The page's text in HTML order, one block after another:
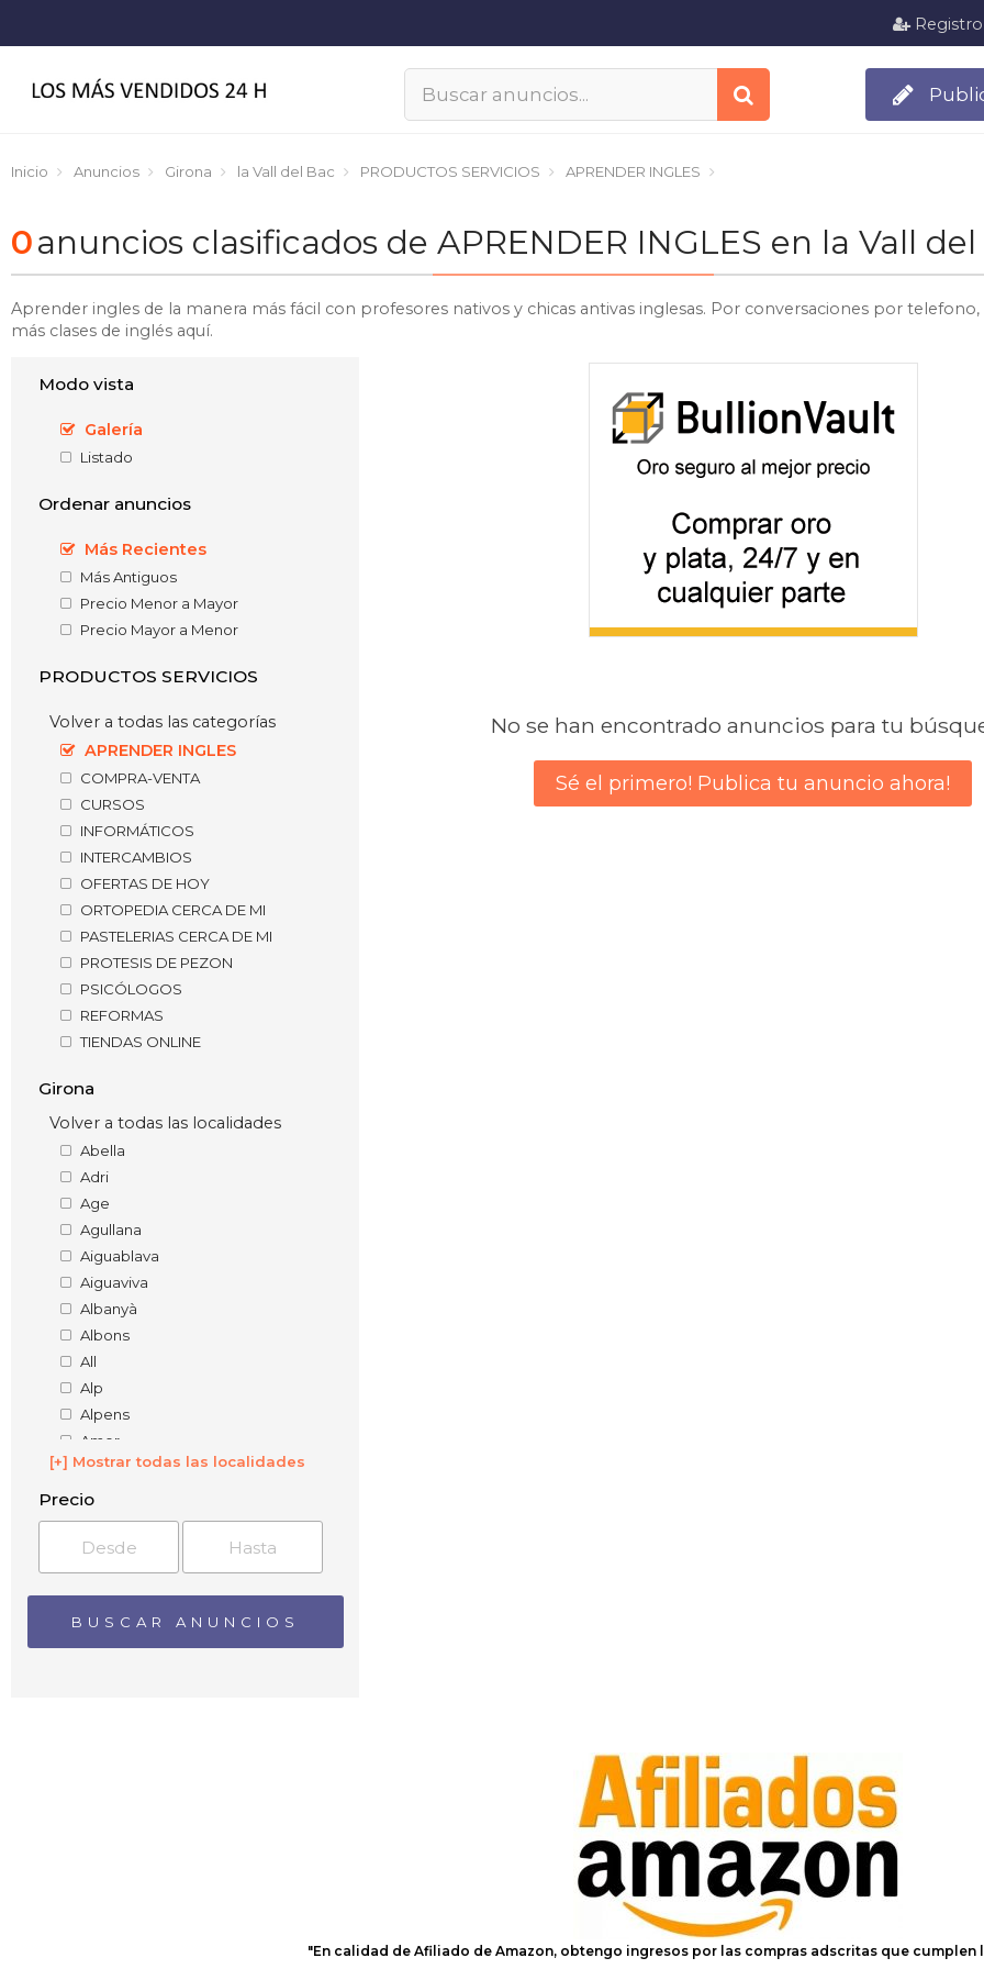
Registro
Inicio Anuncios Girona la Vall del Bac PRODUCTOS SERVICIOS APRENDER INGLES
0anuncios clasificados de APRENDER INGLES en la Vall
Aprender ingles de la manera más fácil con profesores nativos y chicas antivas inglesas. Por conversaciones por
más clases de inglés aquí.
Modo vista
Galería
Listado
Ordenar anuncios
Más Recientes
Más Antiguos
Precio Menor a Mayor
Precio Mayor a Menor
PRODUCTOS SERVICIOS
Volver a todas las categorías
APRENDER INGLES
COMPRA-VENTA
CURSOS
INFORMÁTICOS
INTERCAMBIOS
OFERTAS DE HOY
ORTOPEDIA CERCA DE MI
PASTELERIAS CERCA DE MI
PROTESIS DE PEZON
PSICÓLOGOS
REFORMAS
TIENDAS ONLINE
Girona
Volver a todas las localidades
Abella
Adri
Age
Agullana
Aiguablava
Aiguaviva
Albanyà
Albons
All
Alp
Alpens
Amer
Anglès
Arbúcies
Argelaguer
Arnera
Avinyonet de Puigventós
Banyoles
Barri del Pantà
Bas
[+] Mostrar todas las localidades
Precio
No se han encontrado anuncios para tu
Sé el primero! Publica tu anuncio ahora!
"En calidad de Afiliado de Amazon, obtengo ingresos por las compras adscritas que